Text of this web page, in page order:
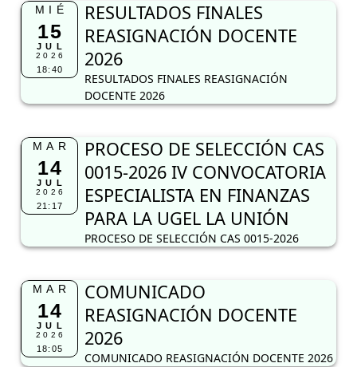
MIÉ
15
JUL
2026
18:40
RESULTADOS FINALES
REASIGNACIÓN DOCENTE
2026
RESULTADOS FINALES REASIGNACIÓN
DOCENTE 2026
MAR
14
JUL
2026
21:17
PROCESO DE SELECCIÓN CAS
0015-2026 IV CONVOCATORIA
ESPECIALISTA EN FINANZAS
PARA LA UGEL LA UNIÓN
PROCESO DE SELECCIÓN CAS 0015-2026
MAR
14
JUL
2026
18:05
COMUNICADO
REASIGNACIÓN DOCENTE
2026
COMUNICADO REASIGNACIÓN DOCENTE 2026